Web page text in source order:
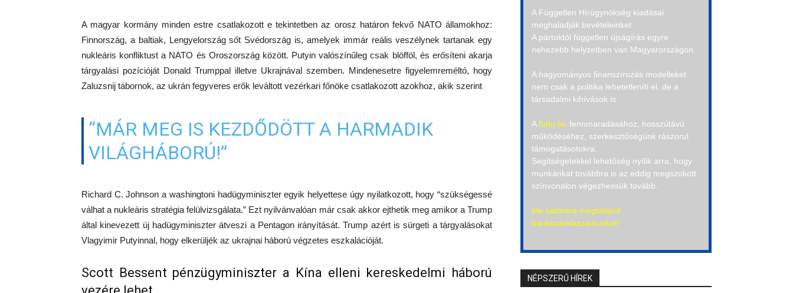
A magyar kormány minden estre csatlakozott e tekintetben az orosz határon fekvő NATO államokhoz:
Finnország, a baltiak, Lengyelország sőt Svédország is, amelyek immár reális veszélynek tartanak egy
nukleáris konfliktust a NATO és Oroszország között. Putyin valószínűleg csak blöfföl, és erősíteni akarja
tárgyalási pozícióját Donald Trumppal illetve Ukrajnával szemben. Mindenesetre figyelemreméltó, hogy
Zaluzsnij tábornok, az ukrán fegyveres erők leváltott vezérkari főnöke csatlakozott azokhoz, akik szerint
“MÁR MEG IS KEZDŐDÖTT A HARMADIK
VILÁGHÁBORÚ!”
Richard C. Johnson a washingtoni hadügyminiszter egyik helyettese úgy nyilatkozott, hogy “szükségessé
válhat a nukleáris stratégia felülvizsgálata.” Ezt nyilvánvalóan már csak akkor ejthetik meg amikor a Trump
által kinevezett új hadügyminiszter átveszi a Pentagon irányítását. Trump azért is sürgeti a tárgyalásokat
Vlagyimir Putyinnal, hogy elkerüljék az ukrajnai háború végzetes eszkalációját.
Scott Bessent pénzügyminiszter a Kína elleni kereskedelmi háború
A Független Hírügynökség kiadásai
meghaladják bevételeinket.
A pártoktól független újságírás egyre
nehezebb helyzetben van Magyarországon.
A hagyományos finanszírozás modelleket
nem csak a politika lehetetleníti el, de a
társadalmi kihívások is.
Afuhu.hu fennmaradásához, hosszútávú
működéséhez, szerkesztőségünk rászorul
támogatásotokra.
Segítségetekkel lehetőség nyílik arra, hogy
munkánkat továbbra is az eddig megszokott
színvonalon végezhessük tovább.
Ide kattintva megtalálod
bankszámlaszámunkat!
NÉPSZERŰ HÍREK